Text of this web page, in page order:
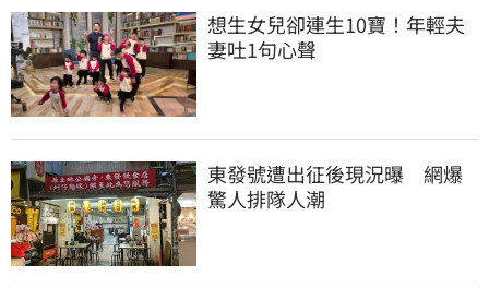
想生女兒卻連生10寶！年輕夫
妻吐1句心聲
東發號遭出征後現況曝　網爆
驚人排隊人潮